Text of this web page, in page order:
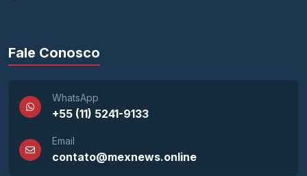
Fale Conosco
WhatsApp
+55 (11) 5241-9133
Email
contato@mexnews.online